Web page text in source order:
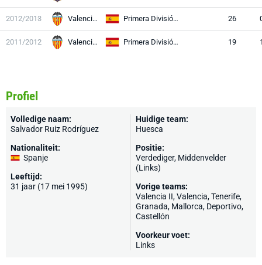
2012/2013 Valencia II Primera División RFEF 26
2011/2012 Valencia II Primera División RFEF 19
Profiel
Volledige naam:
Salvador Ruiz Rodríguez
Nationaliteit:
Spanje
Leeftijd:
31 jaar (17 mei 1995)
Huidige team:
Huesca
Positie:
Verdediger, Middenvelder
(Links)
Vorige teams:
Valencia II,Valencia,Tenerife,
Granada, Mallorca, Deportivo,
Castellón
Voorkeur voet:
Links